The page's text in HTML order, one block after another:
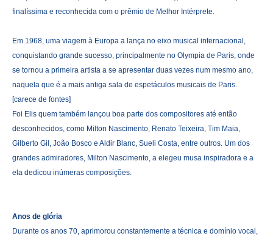
finalíssima e reconhecida com o prêmio de Melhor Intérprete.
Em 1968, uma viagem à Europa a lança no eixo musical internacional,
conquistando grande sucesso, principalmente no Olympia de Paris, onde
se tornou a primeira artista a se apresentar duas vezes num mesmo ano,
naquela que é a mais antiga sala de espetáculos musicais de Paris.
[carece de fontes]
Foi Elis quem também lançou boa parte dos compositores até então
desconhecidos, como Milton Nascimento, Renato Teixeira, Tim Maia,
Gilberto Gil, João Bosco e Aldir Blanc, Sueli Costa, entre outros. Um dos
grandes admiradores, Milton Nascimento, a elegeu musa inspiradora e a
ela dedicou inúmeras composições.
Anos de glória
Durante os anos 70, aprimorou constantemente a técnica e domínio vocal,